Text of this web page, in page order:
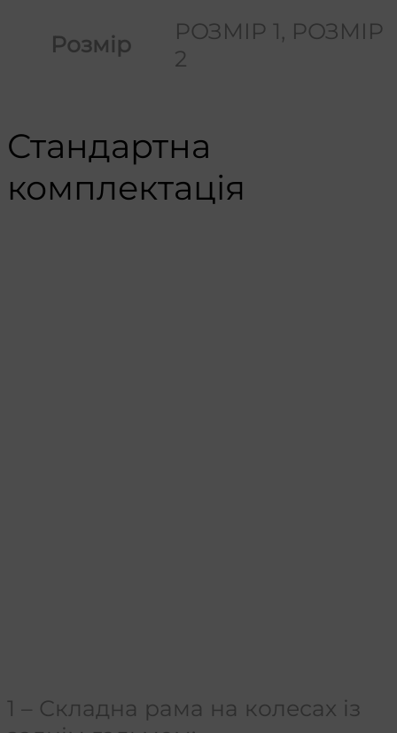
Розмір
РОЗМІР 1, РОЗМІР
2
Стандартна
комплектація
1 – Складна рама на колесах із